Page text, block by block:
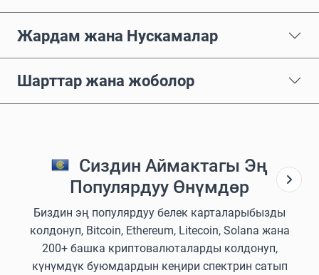
Жардам жана Нускамалар
Шарттар жана жоболор
Сиздин Аймактагы Эң
Популярдуу Өнүмдөр
Биздин эң популярдуу белек карталарыбызды
колдонуп, Bitcoin, Ethereum, Litecoin, Solana жана
200+ башка криптовалюталарды колдонуп,
күнүмдүк буюмдардын кеңири спектрин сатып